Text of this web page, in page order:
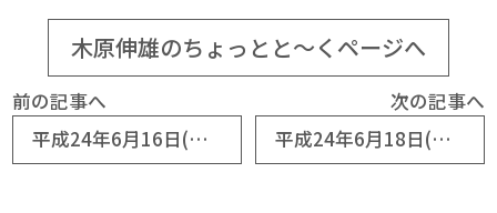
木原伸雄のちょっとと～くページへ
前の記事へ
平成24年6月16日(No5658) 常軌を逸するボス猿たち
次の記事へ
平成24年6月18日(No5660) 巨人軍が交流戦で初優勝